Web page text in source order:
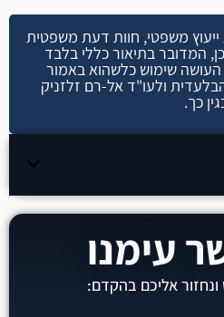
ייעוץ משפטי, חוות דעת משפטית
המדובר בתיאור כללי בלבד
העושה שימוש כלשהוא באמור
ולעו"ד אל-רם זלזניק
כך.
עימנו
אליכם בהקדם: